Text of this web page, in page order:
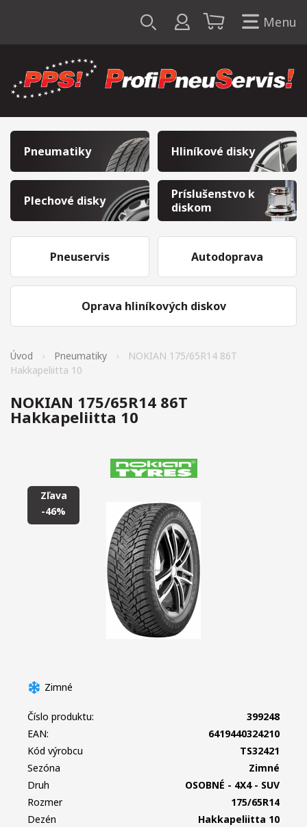
Menu
Pneumatiky Hliníkové disky
Plechové disky
Príslušenstvo k
diskom
Pneuservis
Oprava hliníkových diskov
Autodoprava
Úvod Pneumatiky
NOKIAN 175/65R14 86T
Hakkapeliitta 10
NOKIAN 175/65R14 86T
Hakkapeliitta 10
Zľava
-46%
Zimné
Číslo produktu:
399248
EAN:
6419440324210
Kód výrobcu
TS32421
Sezóna
Zimné
Druh
OSOBNÉ - 4X4 - SUV
Rozmer
175/65R14
Dezén
Hakkapeliitta 10